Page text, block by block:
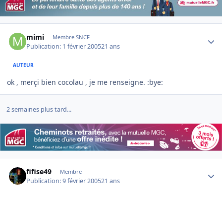
mimi Membre SNCF
Publication: 1 février 200521 ans
AUTEUR
ok , merçi bien cocolau , je me renseigne. :bye:
2 semaines plus tard...
fifise49 Membre
Publication:9 février 200521 ans